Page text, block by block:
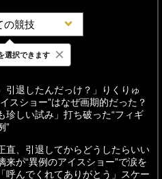
の競技
時間 週間
引退したんだっけ？」りくりゅ
スショー”はなぜ画期的だった？
珍しい試み」打ち破った“フィギ
”
直、引退してからどうしたらいい
が“異例のアイスショー”で涙を
呼んでくれてありがとう」スケー
選択できます ×